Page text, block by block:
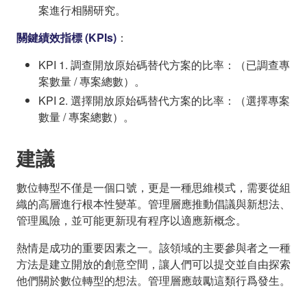
案進行相關研究。
關鍵績效指標 (KPIs) ：
KPI 1. 調查開放原始碼替代方案的比率：（已調查專
案數量 / 專案總數）。
KPI 2. 選擇開放原始碼替代方案的比率：（選擇專案
數量 / 專案總數）。
建議
數位轉型不僅是一個口號，更是一種思維模式，需要從組
織的高層進行根本性變革。管理層應推動倡議與新想法、
管理風險，並可能更新現有程序以適應新概念。
熱情是成功的重要因素之一。該領域的主要參與者之一種
方法是建立開放的創意空間，讓人們可以提交並自由探索
他們關於數位轉型的想法。管理層應鼓勵這類行爲發生。